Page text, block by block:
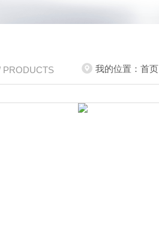
PRODUCTS 我的位置： 首页